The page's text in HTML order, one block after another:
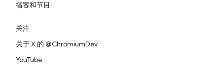
播客和节目
关注
关于 X 的 @ChromiumDev
YouTube